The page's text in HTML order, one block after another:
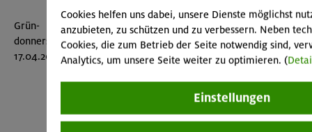
Grün-
donnerstag,
17.04.2014
über Aumeister,
weiter an der Isar
nach Freising,
Weihenstephan
(Einkehr),
Radtour, gesamt ca.
Treff: 9:00 Uhr
Bahnhofsgebäude
weitere Treffs nach
Cookies helfen uns dabei, unsere Dienste möglichst
anzubieten, zu schützen und zu verbessern. Neben
Cookies, die zum Betrieb der Seite notwendig sind,
Analytics, um unsere Seite weiter zu optimieren. (
Einstellungen